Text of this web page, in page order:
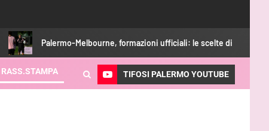
Palermo-Melbourne, formazioni ufficiali: le scelte di Inzaghi
RASS.STAMPA TIFOSI PALERMO YOUTUBE